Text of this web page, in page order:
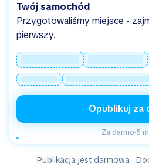
Twój samochód
Przygotowaliśmy miejsce -
pierwszy.
Opublikuj za
Za darmo·5
Publikacja jest darmowa ·